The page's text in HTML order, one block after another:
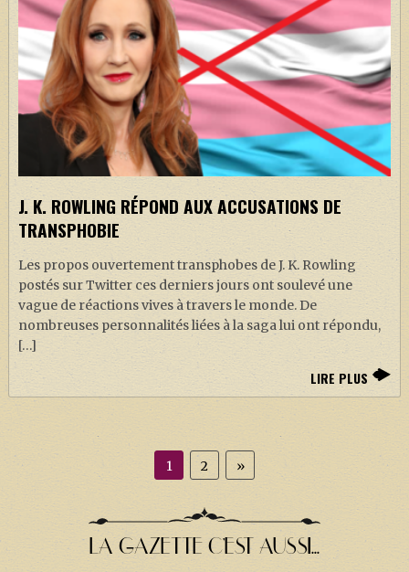
J. K. ROWLING RÉPOND AUX ACCUSATIONS DE
TRANSPHOBIE
Les propos ouvertement transphobes de J. K. Rowling
postés sur Twitter ces derniers jours ont soulevé une
vague de réactions vives à travers le monde. De
nombreuses personnalités liées à la saga lui ont répondu,
[…]
LIRE PLUS
1 2 »
LA GAZETTE C'EST AUSSI...